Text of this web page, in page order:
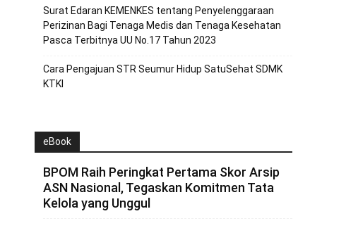
Surat Edaran KEMENKES tentang Penyelenggaraan
Perizinan Bagi Tenaga Medis dan Tenaga Kesehatan
Pasca Terbitnya UU No.17 Tahun 2023
Cara Pengajuan STR Seumur Hidup SatuSehat SDMK
KTKI
eBook
BPOM Raih Peringkat Pertama Skor Arsip
ASN Nasional, Tegaskan Komitmen Tata
Kelola yang Unggul